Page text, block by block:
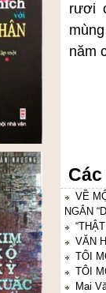
rươi
năm
VỀ
NGẮN
VĂN
TÔI
TÔI
Mai